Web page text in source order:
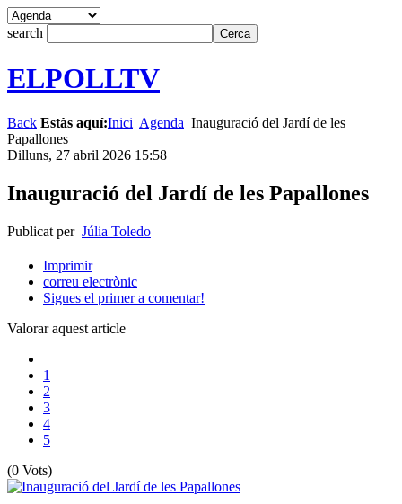
search
ELPOLLTV
Back Estàs aquí:Inici Agenda Inauguració del Jardí de les
Papallones
Dilluns, 27 abril 2026 15:58
Inauguració del Jardí de les Papallones
Publicat per Júlia Toledo
Imprimir
correu electrònic
Sigues el primer a comentar!
Valorar aquest article
1
2
3
4
5
(0 Vots)